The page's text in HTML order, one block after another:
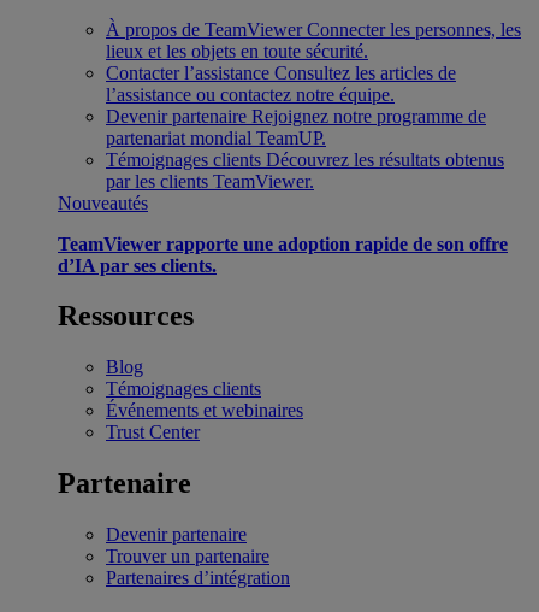
À propos de TeamViewer Connecter les personnes, les
lieux et les objets en toute sécurité.
Contacter l’assistance Consultez les articles de
l’assistance ou contactez notre équipe.
Devenir partenaire Rejoignez notre programme de
partenariat mondial TeamUP.
Témoignages clients Découvrez les résultats obtenus
par les clients TeamViewer.
Nouveautés
TeamViewer rapporte une adoption rapide de son offre
d’IA par ses clients.
Ressources
Blog
Témoignages clients
Événements et webinaires
Trust Center
Partenaire
Devenir partenaire
Trouver un partenaire
Partenaires d’intégration